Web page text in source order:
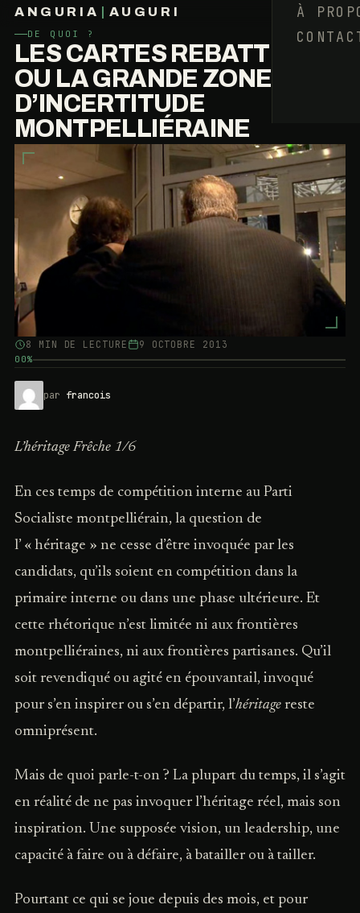
ANGURIA AUGURI
FRANÇOIS BARAIZE
À
DE QUOI ?
LES CARTES REBATTUES,
OU LA GRANDE ZONE
D’INCERTITUDE
MONTPELLIÉRAINE
8 MIN DE LECTURE 9 OCTOBRE 2013
00%
par francois
L’héritage Frêche 1/6
En ces temps de compétition interne au Parti
Socialiste montpelliérain, la question de
l’ « héritage » ne cesse d’être invoquée par les
candidats, qu’ils soient en compétition dans la
primaire interne ou dans une phase ultérieure. Et
cette rhétorique n’est limitée ni aux frontières
montpelliéraines, ni aux frontières partisanes. Qu’il
soit revendiqué ou agité en épouvantail, invoqué
pour s’en inspirer ou s’en départir, l’héritage reste
omniprésent.
Mais de quoi parle-t-on ? La plupart du temps, il s’agit
en réalité de ne pas invoquer l’héritage réel, mais son
inspiration. Une supposée vision, un leadership, une
capacité à faire ou à défaire, à batailler ou à tailler.
Pourtant ce qui se joue depuis des mois, et pour